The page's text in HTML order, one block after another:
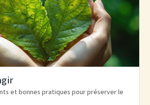
et bonnes pratiques pour préserver le